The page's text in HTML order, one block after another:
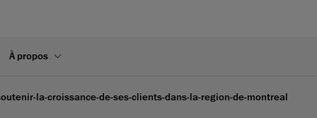
À propos
la-croissance-de-ses-clients-dans-la-region-de-montreal